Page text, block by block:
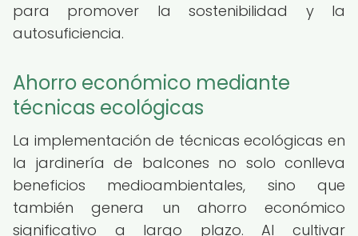
para promover la sostenibilidad y la
autosuficiencia.
Ahorro económico mediante
técnicas ecológicas
La implementación de técnicas ecológicas en
la jardinería de balcones no solo conlleva
beneficios medioambientales, sino que
también genera un ahorro económico
significativo a largo plazo. Al cultivar